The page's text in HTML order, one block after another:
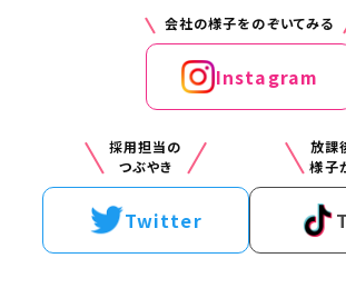
住所（勤務地）
神奈川県横浜市金沢区柳町24-7 相田
金沢シーサイドライン 金沢八景駅から
徒歩で11分
京急本線 金沢八景駅から徒歩で15分
事業所名
会社の様子をのぞいてみる
Instagram
採用担当の
つぶやき
Twitter
放課
様子